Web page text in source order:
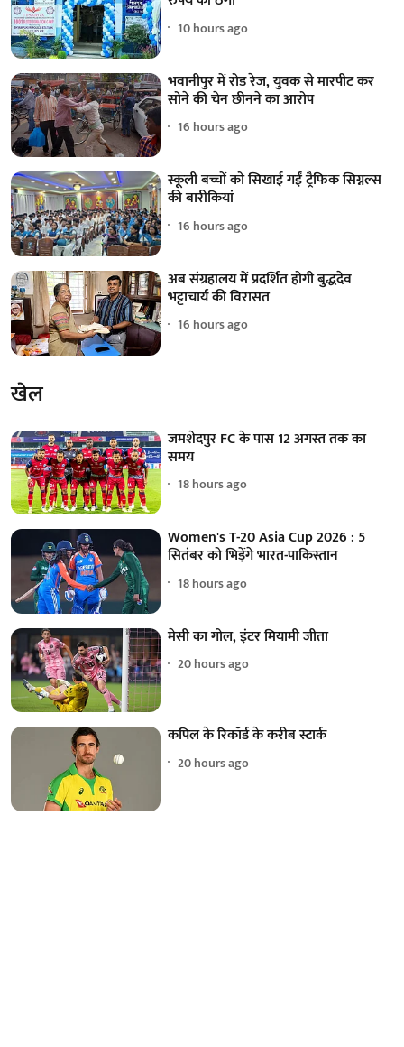
10 hours ago
भवानीपुर में रोड रेज, युवक से मारपीट कर
सोने की चेन छीनने का आरोप
16 hours ago
स्कूली बच्चों को सिखाई गईं ट्रैफिक सिग्नल्स
की बारीकियां
16 hours ago
अब संग्रहालय में प्रदर्शित होगी बुद्धदेव
भट्टाचार्य की विरासत
16 hours ago
खेल
जमशेदपुर FC के पास 12 अगस्त तक का
समय
18 hours ago
Women's T-20 Asia Cup 2026 : 5
सितंबर को भिड़ेंगे भारत-पाकिस्तान
18 hours ago
मेसी का गोल, इंटर मियामी जीता
20 hours ago
कपिल के रिकॉर्ड के करीब स्टार्क
20 hours ago